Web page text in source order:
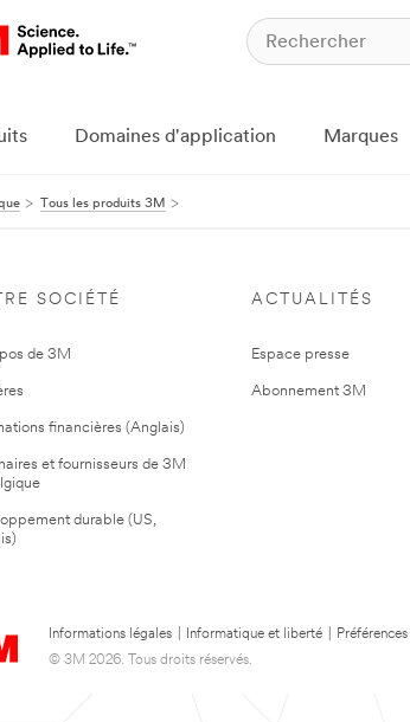
Domaines d'application Marques
Tous les produits 3M
SOCIÉTÉ
de 3M
financières (Anglais)
et fournisseurs de 3M
durable (US,
ACTUALITÉS
Espace presse
Abonnement 3M
Informations légales Informatique et liberté
© 3M 2026. Tous droits réservés.